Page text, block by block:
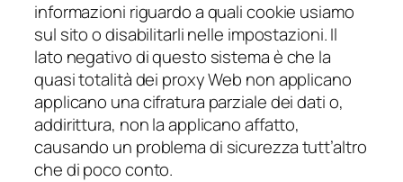
informazioni riguardo a quali cookie usiamo
sul sito o disabilitarli nelle impostazioni. Il
lato negativo di questo sistema è che la
quasi totalità dei proxy Web non applicano
applicano una cifratura parziale dei dati o,
addirittura, non la applicano affatto,
causando un problema di sicurezza tutt’altro
che di poco conto.